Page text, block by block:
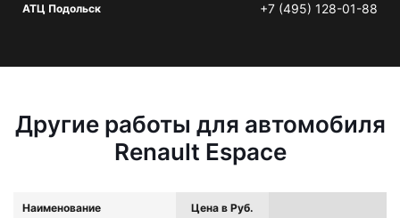
АТЦ Подольск +7 (495) 128-01-88
Другие работы для автомобиля
Renault Espace
Наименование Цена в Руб.